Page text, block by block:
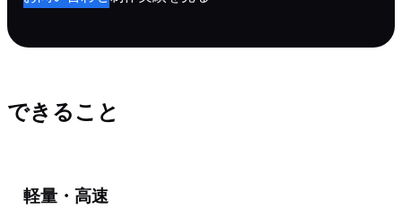
できること
軽量・高速